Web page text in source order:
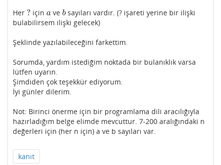
Her ?
? içina
a ve b
bsayıları vardır. (? işareti yerine bir ilişki
bulabilirsem ilişki gelecek)
Şeklinde yazılabileceğini farkettim.
Sorumda, yardım istediğim noktada bir bulanıklık varsa
lütfen uyarın.
Şimdiden çok teşekkür ediyorum.
İyi günler dilerim.
Not: Birinci önerme için bir programlama dili aracılığıyla
hazırladığım belge elimde mevcuttur. 7-200 aralığındaki n
değerleri için (her n için) a ve b sayıları var.
kanıt